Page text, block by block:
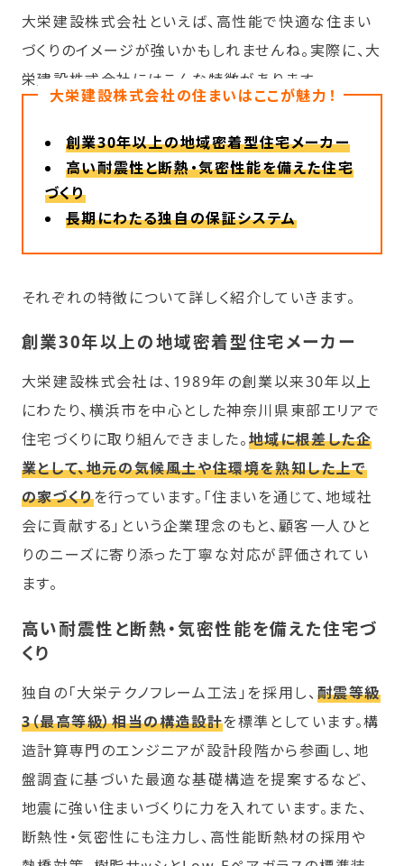
大栄建設株式会社といえば、高性能で快適な住まい
づくりのイメージが強いかもしれませんね。実際に、大
栄建設株式会社にはこんな特徴があります。
大栄建設株式会社の住まいはここが魅力！
創業30年以上の地域密着型住宅メーカー
高い耐震性と断熱・気密性能を備えた住宅
づくり
長期にわたる独自の保証システム
それぞれの特徴について詳しく紹介していきます。
創業30年以上の地域密着型住宅メーカー
大栄建設株式会社は、1989年の創業以来30年以上
にわたり、横浜市を中心とした神奈川県東部エリアで
住宅づくりに取り組んできました。地域に根差した企
業として、地元の気候風土や住環境を熟知した上で
の家づくりを行っています。「住まいを通じて、地域社
会に貢献する」という企業理念のもと、顧客一人ひと
りのニーズに寄り添った丁寧な対応が評価されてい
ます。
高い耐震性と断熱・気密性能を備えた住宅づ
くり
独自の「大栄テクノフレーム工法」を採用し、耐震等級
3（最高等級）相当の構造設計を標準としています。構
造計算専門のエンジニアが設計段階から参画し、地
盤調査に基づいた最適な基礎構造を提案するなど、
地震に強い住まいづくりに力を入れています。また、
断熱性・気密性にも注力し、高性能断熱材の採用や